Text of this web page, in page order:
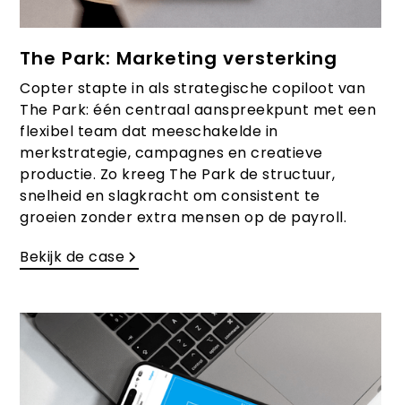
The Park: Marketing versterking
Copter stapte in als strategische copiloot van
The Park: één centraal aanspreekpunt met een
flexibel team dat meeschakelde in
merkstrategie, campagnes en creatieve
productie. Zo kreeg The Park de structuur,
snelheid en slagkracht om consistent te
groeien zonder extra mensen op de payroll.
Bekijk de case